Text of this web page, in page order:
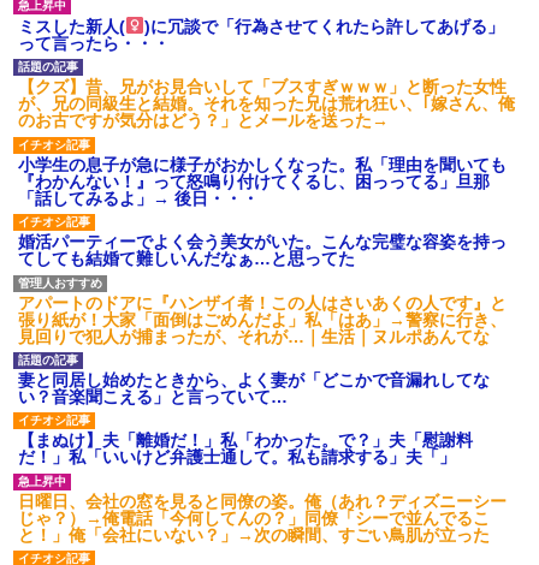
後続車にクラクションを鳴ら
され彼氏が逆切れ。「何クラク
ション鳴らしてんだ！降りてこ
いよ！」と怒鳴りだし...
【衝撃】報酬100万円超の治験
募集がこちらｗｗｗｗｗ(※画像
あり)
【ネット騒然】惨殺されたタ
ワマン頂き女子のこの動画、す
げえええええｗｗｗｗｗｗｗｗ
ｗｗｗ
【愕然】白のクラウン俺氏、
高速道路左車線を制限速度で走
った結果wwwwwwwwwwww
百年の恋12-899 食べた量を
張り合ってくる
【悲報】佐藤輝明・・・２軍
でも盛大にやらかす←あまり悲
しませないでくれ
ミスした新人(
)に冗談で「行為させてくれたら許してあげる」
って言ったら・・・
【クズ】昔、兄がお見合いして「ブスすぎｗｗｗ」と断った女性
が、兄の同級生と結婚。それを知った兄は荒れ狂い、｢嫁さん、俺
のお古ですが気分はどう？」とメールを送った→
小学生の息子が急に様子がおかしくなった。私「理由を聞いても
『わかんない！』って怒鳴り付けてくるし、困っってる」旦那
「話してみるよ」→ 後日・・・
婚活パーティーでよく会う美女がいた。こんな完璧な容姿を持っ
てしても結婚て難しいんだなぁ…と思ってた
アパートのドアに『ハンザイ者！この人はさいあくの人です』と
張り紙が！大家「面倒はごめんだよ」私「はあ」→警察に行き、
見回りで犯人が捕まったが、それが…｜生活｜ヌルポあんてな
妻と同居し始めたときから、よく妻が「どこかで音漏れしてな
い？音楽聞こえる」と言っていて…
【まぬけ】夫「離婚だ！」私「わかった。で？」夫「慰謝料
だ！」私「いいけど弁護士通して。私も請求する」夫「」
日曜日、会社の窓を見ると同僚の姿。俺（あれ？ディズニーシー
じゃ？）→俺電話「今何してんの？」同僚「シーで並んでるこ
と！」俺「会社にいない？」→次の瞬間、すごい鳥肌が立った